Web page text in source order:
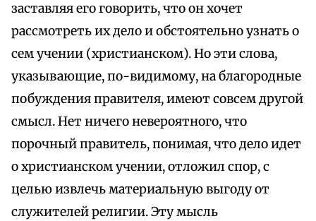
заставляя его говорить, что он хочет
рассмотреть их дело и обстоятельно узнать о
сем учении (христианском). Но эти слова,
указывающие, по-видимому, нa благородные
побуждения правителя, имеют совсем другой
смысл. Нет ничего невероятного, что
порочный правитель, понимая, что дело идет
о христианском учении, отложил спор, с
целью извлечь материальную выгоду от
служителей религии. Эту мысль